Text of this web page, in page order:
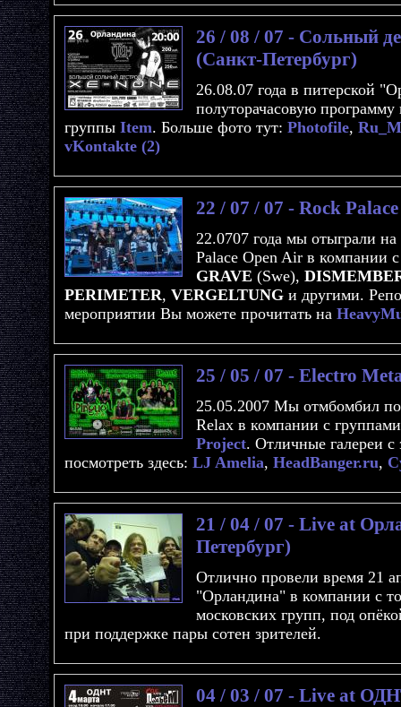
26 / 08 / 07 - Сольный
(Санкт-Петербург)
26.08.07 года в питерской
полуторачасовую
группы Item. Больше фото тут: Photofile,
vKontakte (2)
22 / 07 / 07 - Rock
22.0707 года мы отыграли
Palace Open Air в компании
GRAVE (Swe),
PERIMETER, VERGELTUNG и другими.
мероприятии Вы можете прочитать на
25 / 05 / 07 - Electro
25.05.2007 Мы отмбомбил
Relax в компании с
Project. Отличные галереи
посмотреть здесь: LJ Amelia, HeadBanger.ru,
21 / 04 / 07 - Live at
Петербург)
Отлично провели время 21
"Орландина" в компании с
московских групп, под
при поддержке пары сотен зрителей.
04 / 03 / 07 - Live at